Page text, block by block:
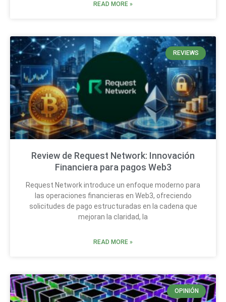
READ MORE »
REVIEWS
Review de Request Network: Innovación
Financiera para pagos Web3
Request Network introduce un enfoque moderno para
las operaciones financieras en Web3, ofreciendo
solicitudes de pago estructuradas en la cadena que
mejoran la claridad, la
READ MORE »
OPINIÓN